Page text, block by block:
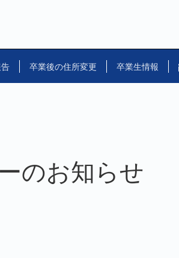
卒業後の住所変更 卒業生情報
のお知らせ